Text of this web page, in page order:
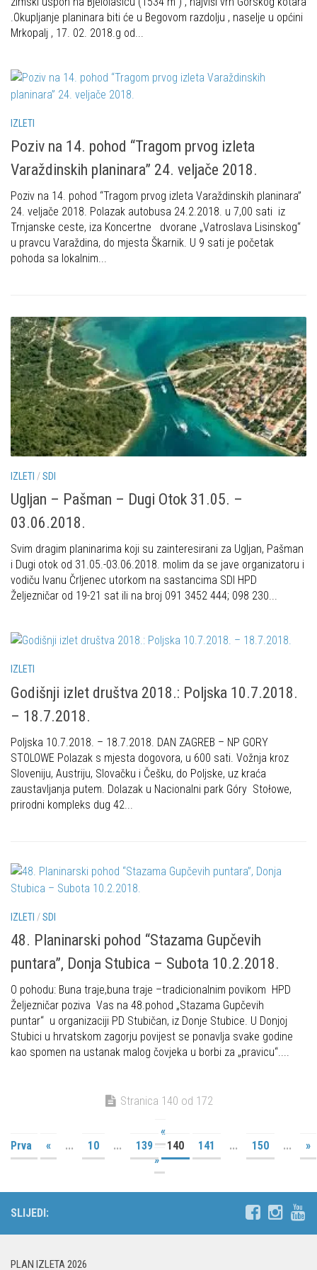
Obiteljska
Izvješća s izleta Obiteljske sekcije
Pruži mi ruku – OSI
OSI Novosti
Izleti
Izvješća s izleta OSI
Visokogorci
Novosti SVP
Povijest SVP
Alpinisti
Skijaši
Obilaznice
Gojzerica
Hrvatske planinarske kuće
4 godišnja doba na Oštrcu
Pohodi
Noćni pohod na Oštrc
Dragojlinom stazom na Okić
Put ekspedicionizma
Ojos del Salado
Slavko Patačko
Tomislav Zoričić – Tom
Damir Bajs
Dijana Petrak
Markacijska komisija
Dosadašnje aktivnosti
Plan aktivnosti za 2025. godinu
Putevi koje održava HPD Željezničar
.Okupljanje planinara biti će u Begovom razdolju , naselje u općini
Mrkopalj , 17. 02. 2018.g od...
IZLETI
Poziv na 14. pohod “Tragom prvog izleta
Varaždinskih planinara” 24. veljače 2018.
Poziv na 14. pohod “Tragom prvog izleta Varaždinskih planinara”
24. veljače 2018. Polazak autobusa 24.2.2018. u 7,00 sati iz
Trnjanske ceste, iza Koncertne dvorane „Vatroslava Lisinskog“
u pravcu Varaždina, do mjesta Škarnik. U 9 sati je početak
pohoda sa lokalnim...
IZLETI /SDI
Ugljan – Pašman – Dugi Otok 31.05. –
03.06.2018.
Svim dragim planinarima koji su zainteresirani za Ugljan, Pašman
i Dugi otok od 31.05.-03.06.2018. molim da se jave organizatoru i
vodiču Ivanu Črljenec utorkom na sastancima SDI HPD
Željezničar od 19-21 sat ili na broj 091 3452 444; 098 230...
IZLETI
Godišnji izlet društva 2018.: Poljska 10.7.2018.
– 18.7.2018.
Poljska 10.7.2018. – 18.7.2018. DAN ZAGREB – NP GORY
STOLOWE Polazak s mjesta dogovora, u 600 sati. Vožnja kroz
Sloveniju, Austriju, Slovačku i Češku, do Poljske, uz kraća
zaustavljanja putem. Dolazak u Nacionalni park Góry Stołowe,
prirodni kompleks dug 42...
IZLETI /SDI
48. Planinarski pohod “Stazama Gupčevih
puntara”, Donja Stubica – Subota 10.2.2018.
O pohodu: Buna traje,buna traje –tradicionalnim povikom HPD
Željezničar poziva Vas na 48.pohod „Stazama Gupčevih
puntar“ u organizaciji PD Stubičan, iz Donje Stubice. U Donjoj
Stubici u hrvatskom zagorju povijest se ponavlja svake godine
kao spomen na ustanak malog čovjeka u borbi za „pravicu“....
Stranica 140 od 172
«
Prva
« ... 10 ... 139 140 141 ... 150 ...
»
»
SLIJEDI:
PLAN IZLETA 2026